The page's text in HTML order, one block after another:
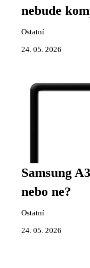
nebude
Ostatní
24. 05. 2026
Samsung
nebo ne?
Ostatní
24. 05. 2026